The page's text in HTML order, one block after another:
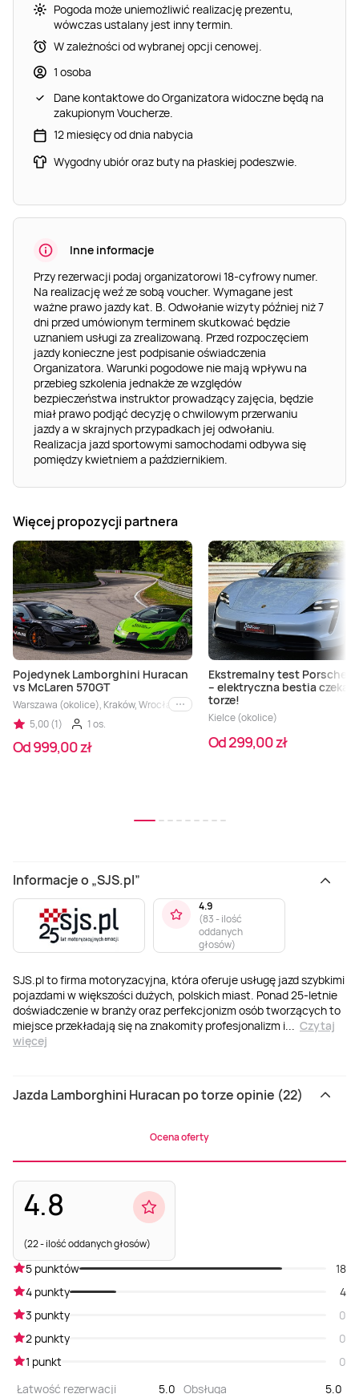
Pogoda może uniemożliwić realizację prezentu,
wówczas ustalany jest inny termin.
W zależności od wybranej opcji cenowej.
1 osoba
Dane kontaktowe do Organizatora widoczne będą na
zakupionym Voucherze.
12 miesięcy od dnia nabycia
Wygodny ubiór oraz buty na płaskiej podeszwie.
Inne informacje
Przy rezerwacji podaj organizatorowi 18-cyfrowy numer.
Na realizację weź ze sobą voucher. Wymagane jest
ważne prawo jazdy kat. B. Odwołanie wizyty później niż 7
dni przed umówionym terminem skutkować będzie
uznaniem usługi za zrealizowaną. Przed rozpoczęciem
jazdy konieczne jest podpisanie oświadczenia
Organizatora. Warunki pogodowe nie mają wpływu na
przebieg szkolenia jednakże ze względów
bezpieczeństwa instruktor prowadzący zajęcia, będzie
miał prawo podjąć decyzję o chwilowym przerwaniu
jazdy a w skrajnych przypadkach jej odwołaniu.
Realizacja jazd sportowymi samochodami odbywa się
pomiędzy kwietniem a październikiem.
Więcej propozycji partnera
Pojedynek Lamborghini Huracan
vs McLaren 570GT
Warszawa (okolice), Kraków, Wrocław (okolice), Łódź, Kielce, Toruń
i inne
5,00 (1)
1 os.
Od 999,00 zł
Ekstremalny test Porsche
– elektryczna bestia czeka
torze!
Kielce (okolice)
Od 299,00 zł
Informacje o „SJS.pl”
SJS.pl to firma motoryzacyjna, która oferuje usługę jazd szybkimi
pojazdami w większości dużych, polskich miast. Ponad 25-letnie
doświadczenie w branży oraz perfekcjonizm osób tworzących to
miejsce przekładają się na znakomity profesjonalizm i... Czytaj
więcej
4.9
(83 - ilość
oddanych
głosów)
Jazda Lamborghini Huracan po torze opinie (22)
Ocena oferty
4.8
(22 - ilość oddanych głosów)
5 punktów
18
4 punkty
4
3 punkty
0
2 punkty
0
1 punkt
0
Łatwość rezerwacji
5.0 Obsługa 5.0